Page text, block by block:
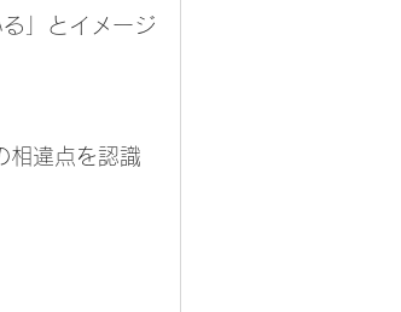
」とイメージ
相違点を認識